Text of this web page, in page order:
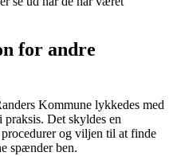
for andre
Kommune lykkedes med
praksis. Det skyldes en
og viljen til at finde
spænder ben.